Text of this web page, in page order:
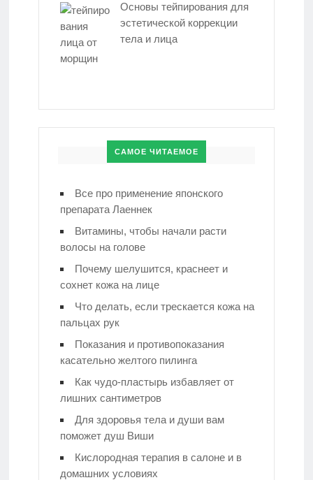
Основы тейпирования для
эстетической коррекции
тела и лица
САМОЕ ЧИТАЕМОЕ
Все про применение японского
препарата Лаеннек
Витамины, чтобы начали расти
волосы на голове
Почему шелушится, краснеет и
сохнет кожа на лице
Что делать, если трескается кожа на
пальцах рук
Показания и противопоказания
касательно желтого пилинга
Как чудо-пластырь избавляет от
лишних сантиметров
Для здоровья тела и души вам
поможет душ Виши
Кислородная терапия в салоне и в
домашних условиях